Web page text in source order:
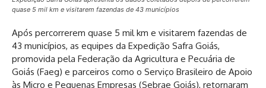
quase 5 mil km e visitarem fazendas de 43 municípios
Após percorrerem quase 5 mil km e visitarem fazendas de
43 municípios, as equipes da Expedição Safra Goiás,
promovida pela Federação da Agricultura e Pecuária de
Goiás (Faeg) e parceiros como o Serviço Brasileiro de Apoio
às Micro e Pequenas Empresas (Sebrae Goiás), retornaram